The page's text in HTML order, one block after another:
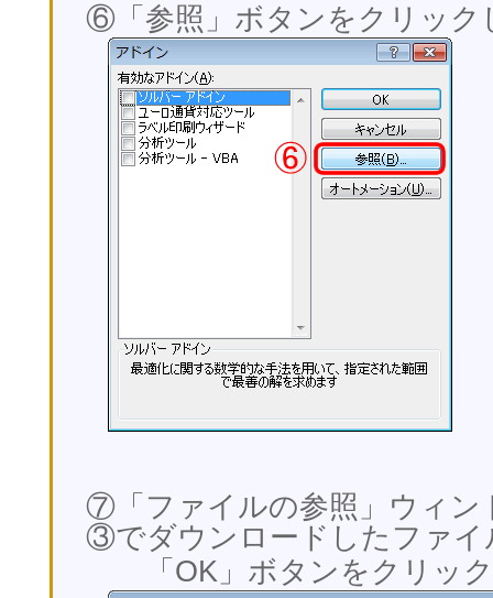
⑥「参照」ボタンをクリック
⑦「ファイルの参照」ウィン
③でダウンロードしたファイ
「OK」ボタンをクリック